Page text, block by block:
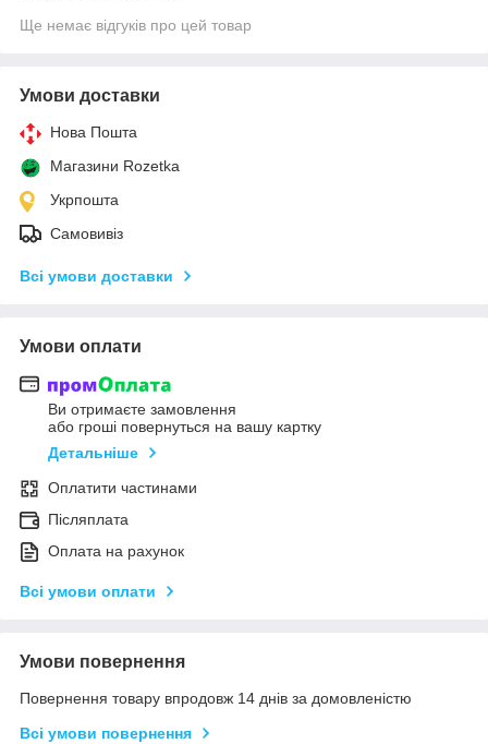
Ще немає відгуків про цей товар
Умови доставки
Нова Пошта
Магазини Rozetka
Укрпошта
Самовивіз
Всі умови доставки
Умови оплати
Ви отримаєте замовлення
або гроші повернуться на вашу картку
Детальніше
Оплатити частинами
Післяплата
Оплата на рахунок
Всі умови оплати
Умови повернення
Повернення товару впродовж 14 днів за домовленістю
Всі умови повернення